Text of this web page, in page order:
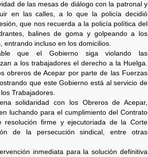
de las mesas de diálogo con la patronal y
en las calles, a lo que la policía decidió
que nos recuerda a la policía política del
balines de goma y golpeando a los
incluso en los domicilios.
que el Gobierno siga violando las
a los trabajadores el derecho a la Huelga.
obreros de Acepar por parte de las Fuerzas
que este Gobierno está al servicio de
Trabajadores.
solidaridad con los Obreros de Acepar,
luchando para el cumplimiento del Contrato
firme y ejecutoriada de la Corte
de la persecución sindical, entre otras
inmediata para la solución definitiva